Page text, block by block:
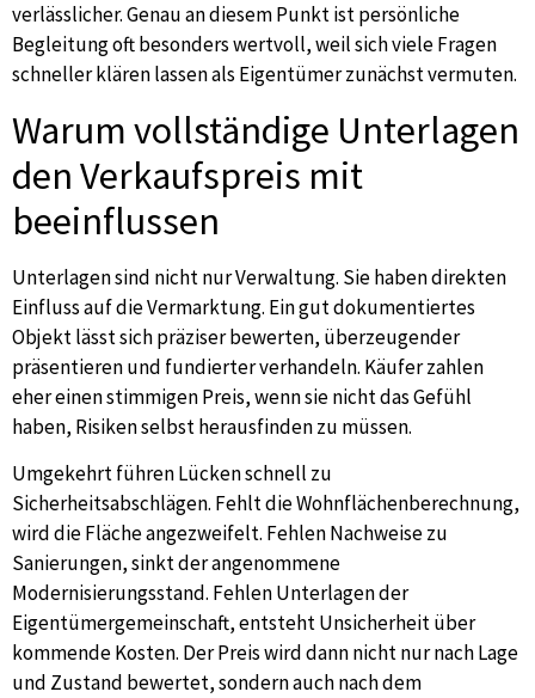
verlässlicher. Genau an diesem Punkt ist persönliche
Begleitung oft besonders wertvoll, weil sich viele Fragen
schneller klären lassen als Eigentümer zunächst vermuten.
Warum vollständige Unterlagen
den Verkaufspreis mit
beeinflussen
Unterlagen sind nicht nur Verwaltung. Sie haben direkten
Einfluss auf die Vermarktung. Ein gut dokumentiertes
Objekt lässt sich präziser bewerten, überzeugender
präsentieren und fundierter verhandeln. Käufer zahlen
eher einen stimmigen Preis, wenn sie nicht das Gefühl
haben, Risiken selbst herausfinden zu müssen.
Umgekehrt führen Lücken schnell zu
Sicherheitsabschlägen. Fehlt die Wohnflächenberechnung,
wird die Fläche angezweifelt. Fehlen Nachweise zu
Sanierungen, sinkt der angenommene
Modernisierungsstand. Fehlen Unterlagen der
Eigentümergemeinschaft, entsteht Unsicherheit über
kommende Kosten. Der Preis wird dann nicht nur nach Lage
und Zustand bewertet, sondern auch nach dem